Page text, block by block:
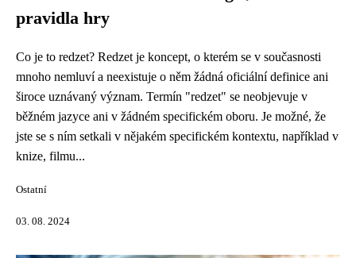
pravidla hry
Co je to redzet? Redzet je koncept, o kterém se v současnosti
mnoho nemluví a neexistuje o něm žádná oficiální definice ani
široce uznávaný význam. Termín "redzet" se neobjevuje v
běžném jazyce ani v žádném specifickém oboru. Je možné, že
jste se s ním setkali v nějakém specifickém kontextu, například v
knize, filmu...
Ostatní
03. 08. 2024